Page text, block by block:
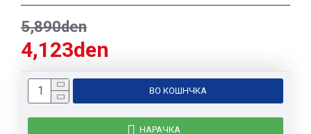
5,890den
4,123den
ВО КОШНЧКА
НАРАЧКА